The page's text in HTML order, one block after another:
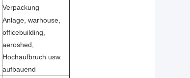
Verpackung
Anlage, warhouse,
officebuilding,
aeroshed,
Hochaufbruch usw.
aufbauend